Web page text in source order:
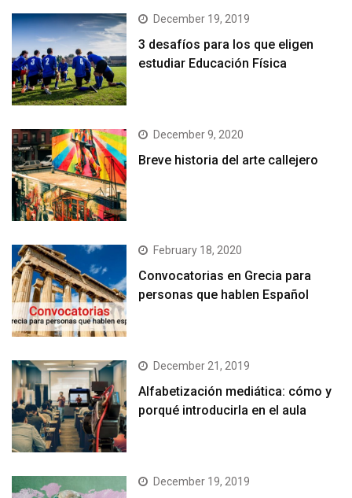
December 19, 2019
3 desafíos para los que eligen
estudiar Educación Física
December 9, 2020
Breve historia del arte callejero
February 18, 2020
Convocatorias en Grecia para
personas que hablen Español
December 21, 2019
Alfabetización mediática: cómo y
porqué introducirla en el aula
December 19, 2019